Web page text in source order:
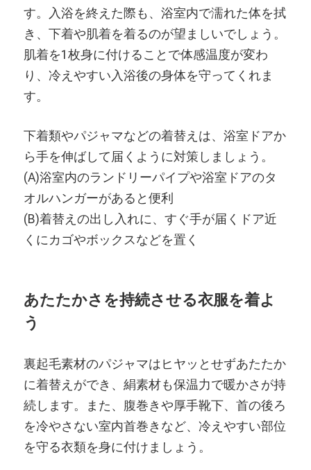
す。入浴を終えた際も、浴室内で濡れた体を拭
き、下着や肌着を着るのが望ましいでしょう。
肌着を1枚身に付けることで体感温度が変わ
り、冷えやすい入浴後の身体を守ってくれま
す。
下着類やパジャマなどの着替えは、浴室ドアか
ら手を伸ばして届くように対策しましょう。
(A)浴室内のランドリーパイプや浴室ドアのタ
オルハンガーがあると便利
(B)着替えの出し入れに、すぐ手が届くドア近
くにカゴやボックスなどを置く
あたたかさを持続させる衣服を着よ
う
裏起毛素材のパジャマはヒヤッとせずあたたか
に着替えができ、絹素材も保温力で暖かさが持
続します。また、腹巻きや厚手靴下、首の後ろ
を冷やさない室内首巻きなど、冷えやすい部位
を守る衣類を身に付けましょう。